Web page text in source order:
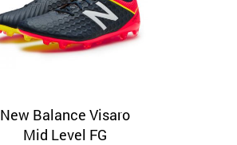
New Balance Visaro
Mid Level FG